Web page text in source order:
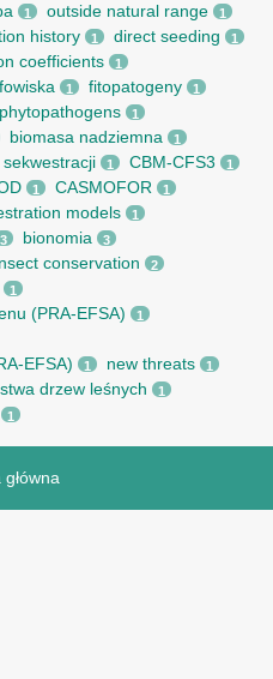
1 outside natural range 1
history 1 direct seeding 1
coefficients 1
1 fitopatogeny 1
phytopathogens 1
biomasa nadziemna 1
1 CBM-CFS3 1
1 CASMOFOR 1
models 1
3 bionomia 3
conservation 2
1
(PRA-EFSA) 1
EFSA) 1 new threats 1
drzew leśnych 1
1